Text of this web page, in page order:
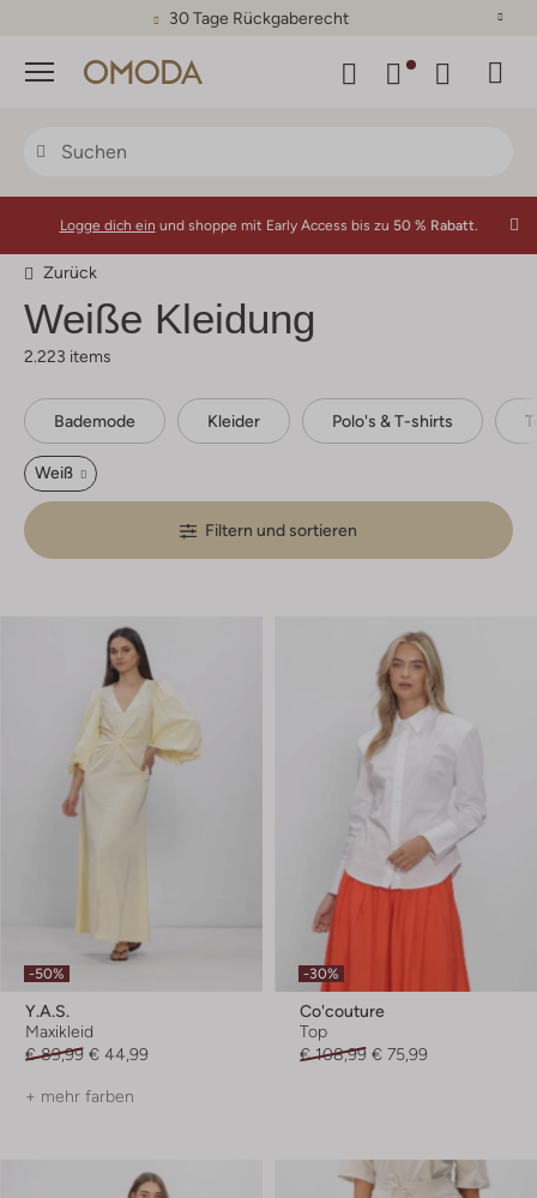
30 Tage Rückgaberecht
Menü
Logge dich ein und shoppe mit Early Access bis zu 50 % Rabatt.
Zurück
Weiße Kleidung
2.223 items
Bademode Kleider Polo's & T-shirts
Weiß
Filtern und sortieren
-50%
Y.a.s.
Maxikleid
€ 89,99 € 44,99
+ mehr farben
-30%
Co'couture
Top
€ 108,99 € 75,99